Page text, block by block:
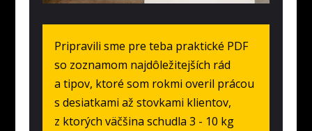
Pripravili sme pre teba praktické PDF
so zoznamom najdôležitejších rád
a tipov, ktoré som rokmi overil prácou
s desiatkami až stovkami klientov,
z ktorých väčšina schudla 3 - 10 kg